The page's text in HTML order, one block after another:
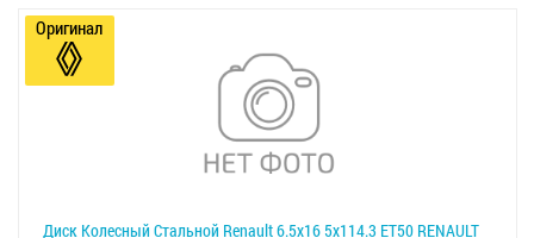
Диск Колесный Стальной Renault 6.5x16 5x114.3 ET50 RENAULT
Оригинал